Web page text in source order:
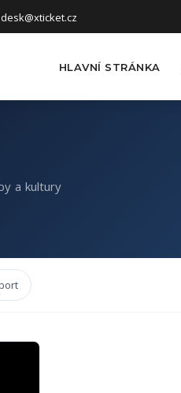
HLAVNÍ STRÁNKA
a kultury